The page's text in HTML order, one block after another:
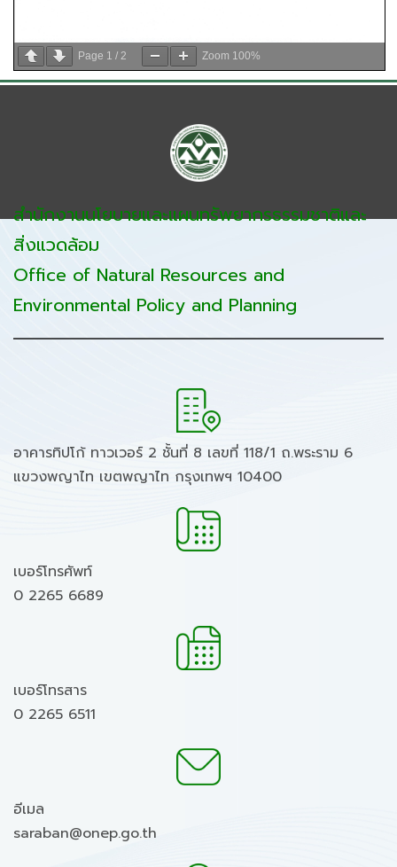
Page 1 / 2 Zoom 100%
สำนักงานนโยบายและแผนทรัพยากรธรรมชาติและ
สิ่งแวดล้อม
Office of Natural Resources and
Environmental Policy and Planning
อาคารทิปโก้ ทาวเวอร์ 2 ชั้นที่ 8 เลขที่ 118/1 ถ.พระราม 6
แขวงพญาไท เขตพญาไท กรุงเทพฯ 10400
เบอร์โทรศัพท์
0 2265 6689
เบอร์โทรสาร
0 2265 6511
อีเมล
saraban@onep.go.th